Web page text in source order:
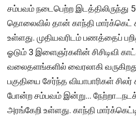
சம்பவம் நடைபெற்ற இடத்திலிருந்து
தொலைவில் தான் காந்தி மார்க்கெட்
உள்ளது. முதியவரிடம் பணத்தைப்
ஓடும் 3 இளைஞர்களின் சிசிடிவி
வலைதளங்களில் வைரலாகி
பகுதியை சேர்ந்த வியாபாரிகள் சிலர்
போன்ற சம்பவம் இன்று…
அரங்கேறி உள்ளது. காந்தி